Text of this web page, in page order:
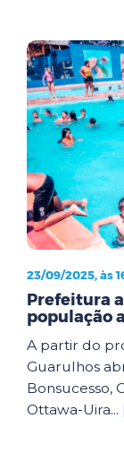
23/09/2025, às
Prefeitura
população
A partir do
Guarulhos
Bonsucesso,
Ottawa-Uira...